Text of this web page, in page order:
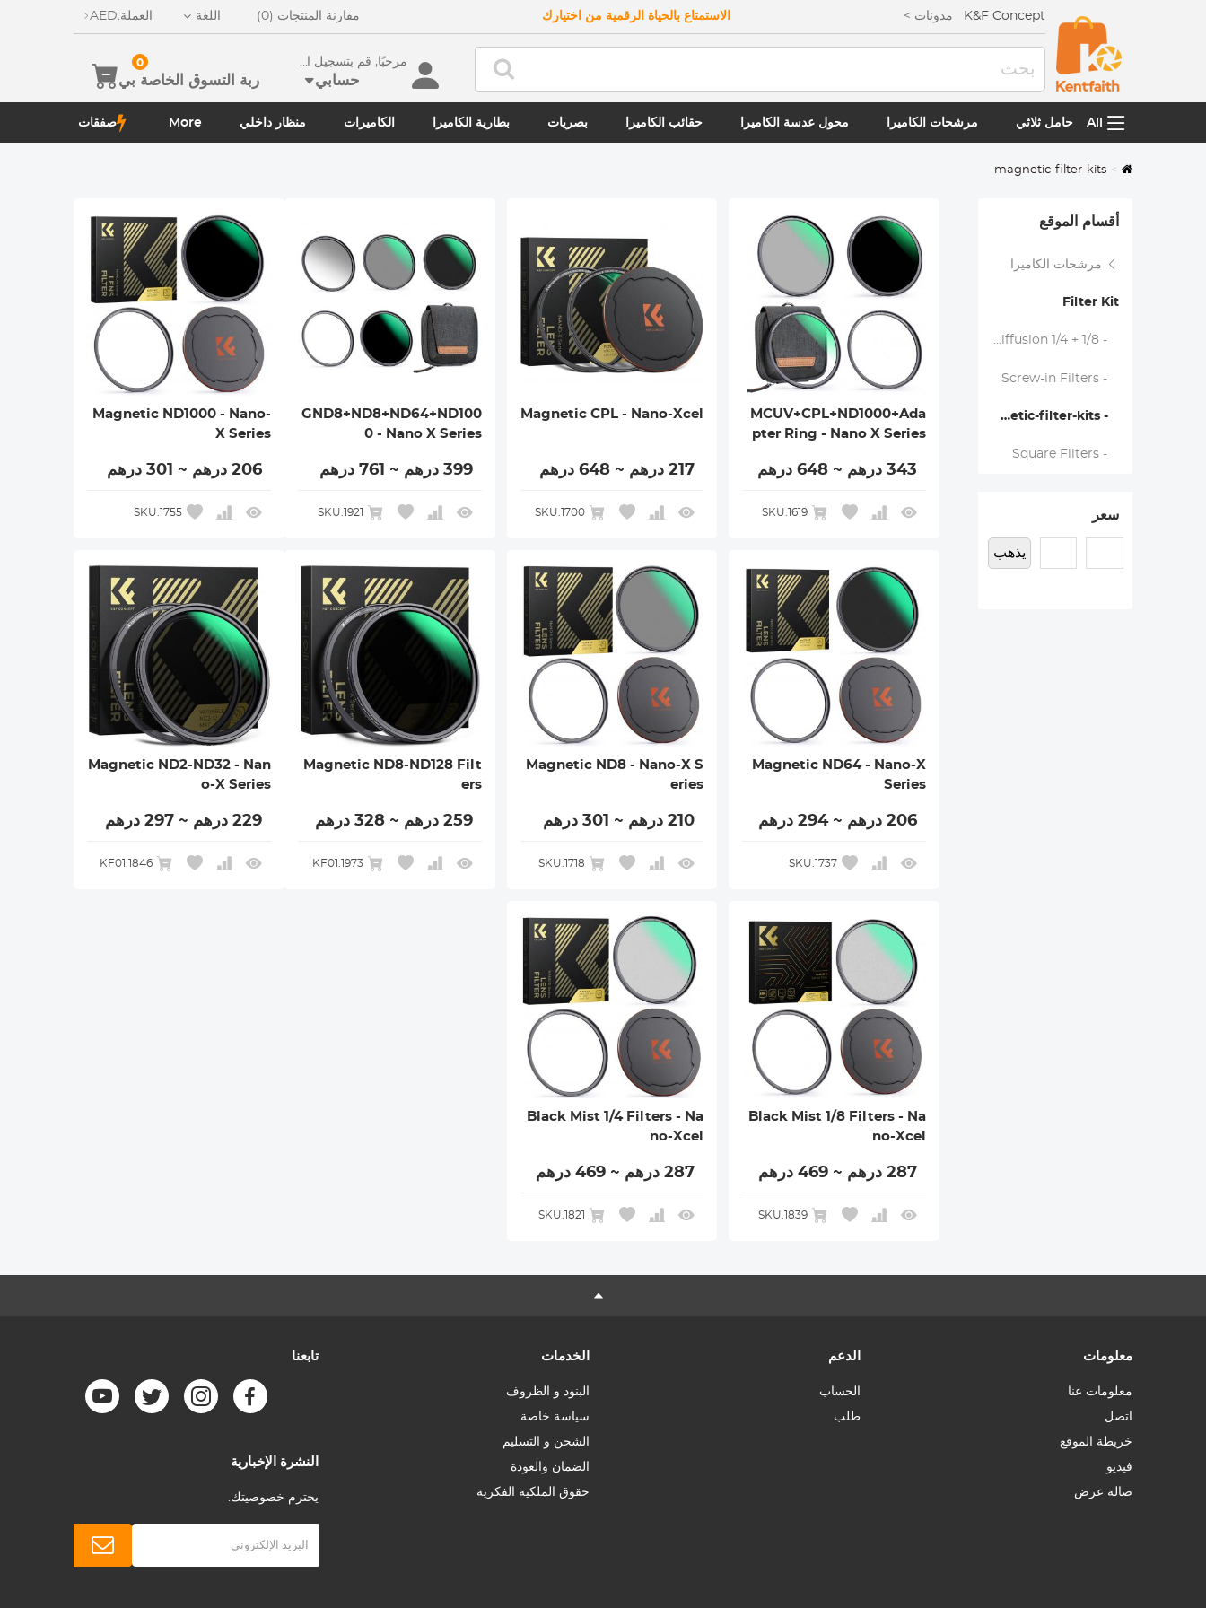
K&F Concept مدونات > الاستمتاع بالحياة الرقمية من اختيارك مقارنة المنتجات (0) اللغة العملة:AED
مرحبًا, قم بتسجيل الدخو
حسابي ربة التسوق الخاصة بي
0
All حامل ثلاثي مرشحات الكاميرا محول عدسة الكاميرا حقائب الكاميرا بصريات بطارية الكاميرا الكاميرات منظار داخلي More صفقات
magnetic-filter-kits
أقسام الموقع
مرشحات الكاميرا
Filter Kit
- Black Diffusion 1/4 + 1/8
- Screw-in Filters
- magnetic-filter-kits
- Square Filters
سعر
يذهب
MCUV+CPL+ND1000+Ada
pter Ring - Nano X Series
343 درهم ~ 648 درهم
SKU.1619
Magnetic CPL - Nano-Xcel
217 درهم ~ 648 درهم
SKU.1700
GND8+ND8+ND64+ND100
0 - Nano X Series
399 درهم ~ 761 درهم
SKU.1921
Magnetic ND1000 - Nano-
X Series
206 درهم ~ 301 درهم
SKU.1755
Magnetic ND64 - Nano-X
Series
206 درهم ~ 294 درهم
SKU.1737
Magnetic ND8 - Nano-X S
eries
210 درهم ~ 301 درهم
SKU.1718
Magnetic ND8-ND128 Filt
ers
259 درهم ~ 328 درهم
KF01.1973
Magnetic ND2-ND32 - Nan
o-X Series
229 درهم ~ 297 درهم
KF01.1846
Black Mist 1/8 Filters - Na
no-Xcel
287 درهم ~ 469 درهم
SKU.1839
Black Mist 1/4 Filters - Na
no-Xcel
287 درهم ~ 469 درهم
SKU.1821
معلومات
معلومات عنا
اتصل
خريطة الموقع
فيديو
صالة عرض
الدعم
الحساب
طلب
الخدمات
البنود و الظروف
سياسة خاصة
الشحن و التسليم
الضمان والعودة
حقوق الملكية الفكرية
تابعنا
النشرة الإخبارية
يحترم خصوصيتك.